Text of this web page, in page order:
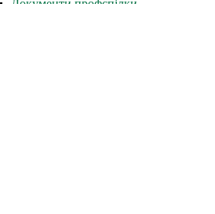
Документи профспілки